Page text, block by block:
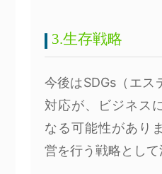
3.生存戦略
今後はSDGs（エス
対応が、ビジネス
なる可能性があり
営を行う戦略として